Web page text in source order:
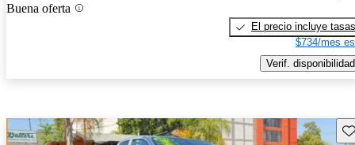
Buena oferta
El precio incluye tasas
$734/mes
Verif. disponibilidad